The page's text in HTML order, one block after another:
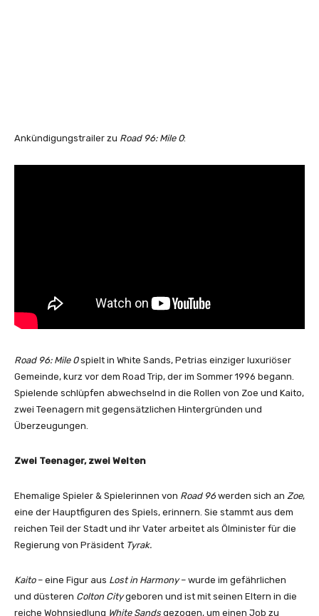
Ankündigungstrailer zu Road 96: Mile 0:
Road 96: Mile 0spielt in White Sands, Petrias einziger luxuriöser
Gemeinde, kurz vor dem Road Trip, der im Sommer 1996 begann.
Spielende schlüpfen abwechselnd in die Rollen von Zoe und Kaito,
zwei Teenagern mit gegensätzlichen Hintergründen und
Überzeugungen.
Zwei Teenager, zwei Welten
Ehemalige Spieler & Spielerinnen von Road 96werden sich an Zoe,
eine der Hauptfiguren des Spiels, erinnern. Sie stammt aus dem
reichen Teil der Stadt und ihr Vater arbeitet als Ölminister für die
Regierung von Präsident Tyrak.
Kaito– eine Figur aus Lost in Harmony– wurde im gefährlichen
und düsteren Colton Citygeboren und ist mit seinen Eltern in die
reiche Wohnsiedlung White Sands gezogen, um einen Job zu